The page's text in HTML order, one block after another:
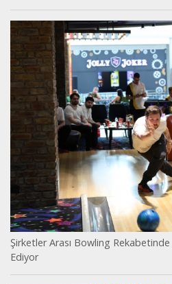
Şirketler Arası Bowling
Ediyor